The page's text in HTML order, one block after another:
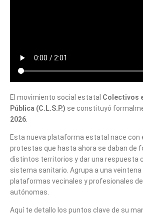
El movimiento social estatal Colectivos
Pública (C.L.S.P.) se constituyó
2026
Esta nueva plataforma estatal nace con
protestas que hasta ahora se daban de
distintos territorios y dar una respuesta
sistema sanitario. Agrupa a una
plataformas vecinales y profesionales
autónomas.
Aquí te detallo los puntos clave de su